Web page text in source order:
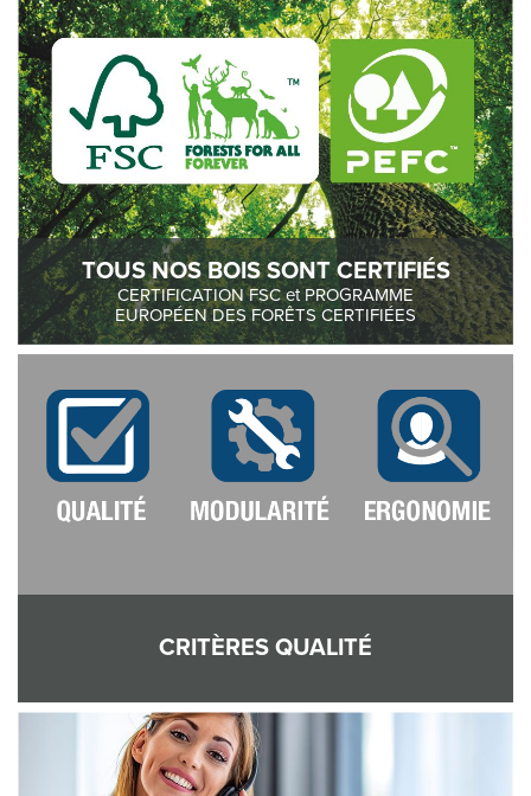
TOUS NOS BOIS SONT CERTIFIÉS
CERTIFICATION FSC et PROGRAMME
EUROPÉEN DES FORÊTS CERTIFIÉES
CRITÈRES QUALITÉ